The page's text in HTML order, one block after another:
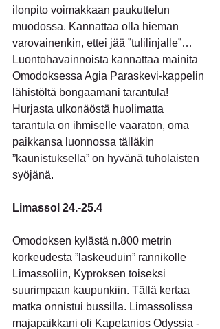
ilonpito voimakkaan paukuttelun
muodossa. Kannattaa olla hieman
varovainenkin, ettei jää ”tulilinjalle”…
Luontohavainnoista kannattaa mainita
Omodoksessa Agia Paraskevi-kappelin
lähistöltä bongaamani tarantula!
Hurjasta ulkonäöstä huolimatta
tarantula on ihmiselle vaaraton, oma
paikkansa luonnossa tälläkin
”kaunistuksella” on hyvänä tuholaisten
syöjänä.
Limassol 24.-25.4
Omodoksen kylästä n.800 metrin
korkeudesta ”laskeuduin” rannikolle
Limassoliin, Kyproksen toiseksi
suurimpaan kaupunkiin. Tällä kertaa
matka onnistui bussilla. Limassolissa
majapaikkani oli Kapetanios Odyssia -